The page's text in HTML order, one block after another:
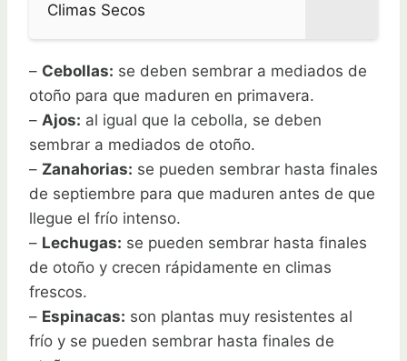
Climas Secos
– Cebollas: se deben sembrar a mediados de
otoño para que maduren en primavera.
– Ajos: al igual que la cebolla, se deben
sembrar a mediados de otoño.
– Zanahorias: se pueden sembrar hasta finales
de septiembre para que maduren antes de que
llegue el frío intenso.
– Lechugas: se pueden sembrar hasta finales
de otoño y crecen rápidamente en climas
frescos.
– Espinacas: son plantas muy resistentes al
frío y se pueden sembrar hasta finales de